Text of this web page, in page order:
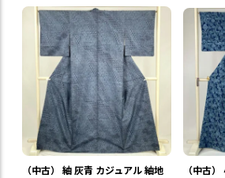
（中古） 紬 灰青 カジュアル 紬地
（中古